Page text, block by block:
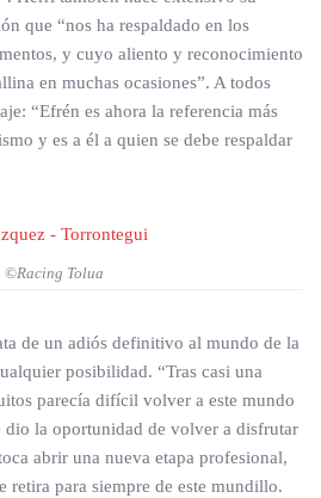
que “nos ha respaldado en los
y cuyo aliento y reconocimiento
en muchas ocasiones”. A todos
“Efrén es ahora la referencia más
y es a él a quien se debe respaldar
©Racing Tolua
de un adiós definitivo al mundo de la
posibilidad. “Tras casi una
parecía difícil volver a este mundo
dio la oportunidad de volver a disfrutar
abrir una nueva etapa profesional,
retira para siempre de este mundillo.